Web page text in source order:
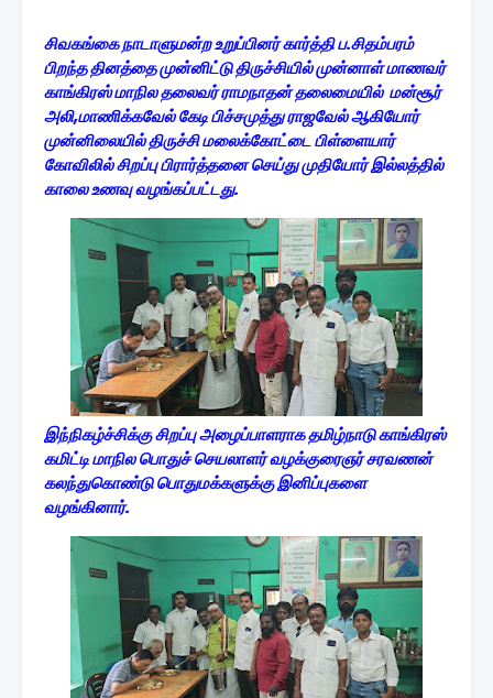
சிவகங்கை நாடாளுமன்ற உறுப்பினர் கார்த்தி ப.சிதம்பரம்
பிறந்த தினத்தை முன்னிட்டு திருச்சியில் முன்னாள் மாணவர்
காங்கிரஸ் மாநில தலைவர் ராமநாதன் தலைமையில் மன்சூர்
அலி,மாணிக்கவேல் கேடி பிச்சமுத்து ராஜவேல் ஆகியோர்
முன்னிலையில் திருச்சி மலைக்கோட்டை பிள்ளையார்
கோவிலில் சிறப்பு பிரார்த்தனை செய்து முதியோர் இல்லத்தில்
காலை உணவு வழங்கப்பட்டது.
இந்நிகழ்ச்சிக்கு சிறப்பு அழைப்பாளராக தமிழ்நாடு காங்கிரஸ்
கமிட்டி மாநில பொதுச் செயலாளர் வழக்குரைஞர் சரவணன்
கலந்துகொண்டு பொதுமக்களுக்கு இனிப்புகளை
வழங்கினார்.